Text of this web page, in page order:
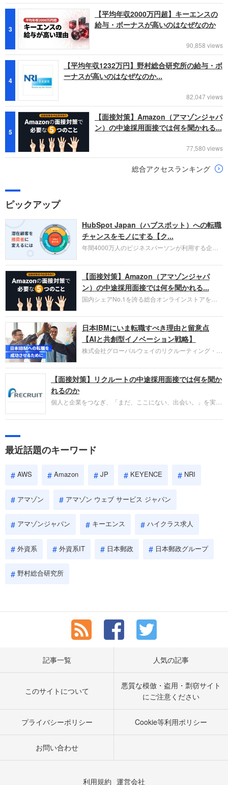
3
【平均年収2000万円超】キーエンスの
給与・ボーナスが高いのはなぜなのか
90,858 views
4
【平均年収1232万円】野村総合研究所の給与・ボ
ーナスが高いのはなぜなのか...
82,047 views
5
【面接対策】Amazon（アマゾンジャパ
ン）の中途採用面接では何を聞かれる...
77,580 views
総合アクセスランキング
ピックアップ
HubSpot Japan（ハブスポット）への転職
チャンスをモノにする【ク...
年間4000万人のビジネスパーソンが利用する企業
お勧めするイチオシ企業をご紹介します。今回はク
ラウド型CRMプラットフォームを提供する
HubSpot Japan（ハブスポット・ジャパン）株式会
社です。採用面接対策の企業研究にご活用くださ
い。
【面接対策】Amazon（アマゾンジャパ
ン）の中途採用面接では何を聞かれる...
国内シェアNo.1を誇る総合オンラインストアを運
圧倒的な存在感を持つAmazon。中途採用面接では
過去の具体的な業務成果やリーダーシップの発揮、
失敗からの学びが重視され、人間性やカルチャーフ
ィットも評価対象となり、長期的に成長できる仲間
であるかを多角的に審査されます。
日本IBMにいま転職すべき理由と留意点
【AIと共創型イノベーション戦略】
株式会社グローバルウェイのリクルーティング・パ
パーソンが利用する企業口コミサイト「キャリコ
ネ」の転職エージェントがお勧めするイチオシ企業
IBMです。採用面接対策の企業研究にご活用くださ
い。
【面接対策】リクルートの中途採用面接では何を聞か
れるのか
個人と企業をつなぎ、「まだ、ここにない、出会い。」を実現
やこれまでの成果を具体的に問われるほか、「人間性」も評価
しょう。
最近話題のキーワード
AWS Amazon JP KEYENCE NRI
アマゾン アマゾン ウェブ サービス ジャパン
アマゾンジャパン キーエンス ハイクラス求人
外資系 外資系IT 日本郵政 日本郵政グループ
野村総合研究所
記事一覧 人気の記事
このサイトについて
悪質な模倣・盗用・剽窃サイト
にご注意ください
プライバシーポリシー Cookie等利用ポリシー
お問い合わせ
利用規約 運営会社